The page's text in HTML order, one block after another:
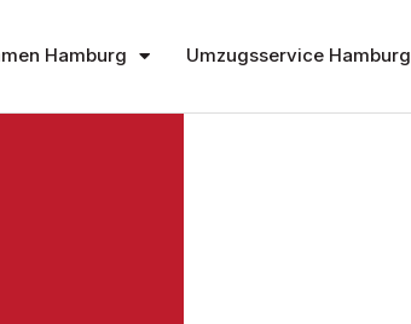
Hamburg Umzugsservice Hamburg